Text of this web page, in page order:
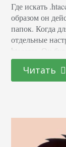
Где искать
образом он
папок. Когда
отдельные
htaccess. Он
сравнению с
Доступ к
любую
Читать